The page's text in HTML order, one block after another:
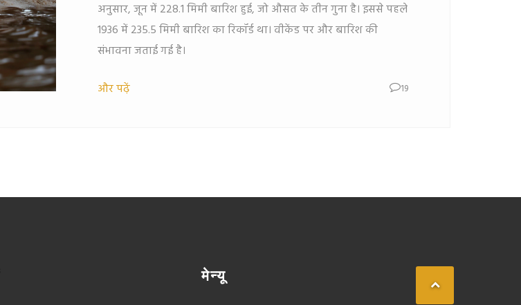
अनुसार, जून में 228.1 मिमी बारिश हुई, जो औसत के तीन गुना है। इससे पहले
1936 में 235.5 मिमी बारिश का रिकॉर्ड था। वीकेंड पर और बारिश की
संभावना जताई गई है।
और पढ़ें 19
मेन्यू